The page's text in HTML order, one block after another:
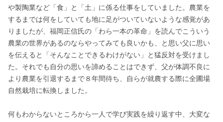
や製陶業など「食」と「土」に係る仕事をしていました。農業を
するまでは何をしていても地に足がついていないような感覚があ
りましたが、福岡正信氏の「わら一本の革命」を読んでこういう
農業の世界があるのならやってみても良いかも、と思い父に思い
を伝えると「そんなことできるわけがない」と猛反対を受けまし
た。それでも自分の思いを諦めることはできず、父が体調不良に
より農業を引退するまで８年間待ち、自らが就農する際に全圃場
自然栽培に転換しました。
何もわからないところから一人で学び実践を繰り返す中、大変な